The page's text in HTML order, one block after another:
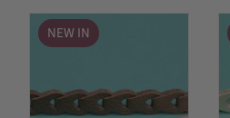
NEW IN